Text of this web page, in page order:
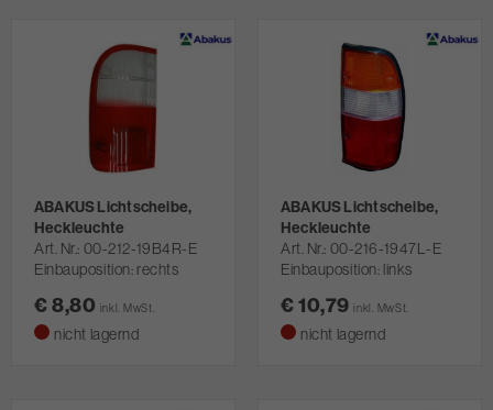
ABAKUS Lichtscheibe,
Heckleuchte
Art. Nr. 00-212-19B4R-E
Einbauposition: rechts
€ 8,80 inkl. MwSt.
nicht lagernd
ABAKUS Lichtscheibe,
Heckleuchte
Art. Nr. 00-216-1947L-E
Einbauposition: links
€ 10,79inkl. MwSt.
nicht lagernd